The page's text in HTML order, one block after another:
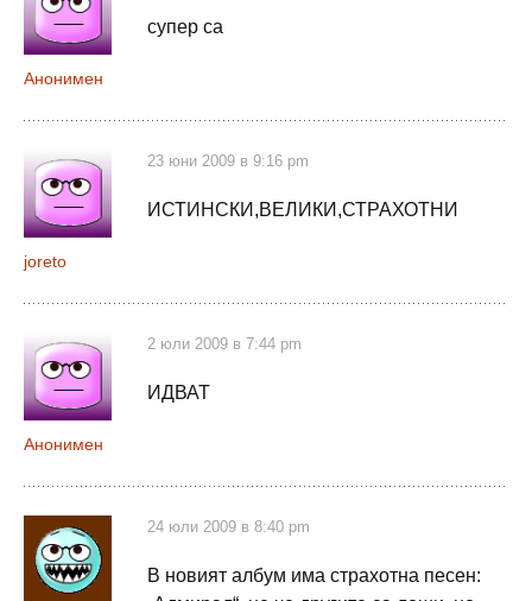
Анонимен
супер са
joreto
23 юни 2009 в 9:16 pm
ИСТИНСКИ,ВЕЛИКИ,СТРАХОТНИ
Анонимен
2 юли 2009 в 7:44 pm
ИДВАТ
24 юли 2009 в 8:40 pm
В новият албум има страхотна песен: